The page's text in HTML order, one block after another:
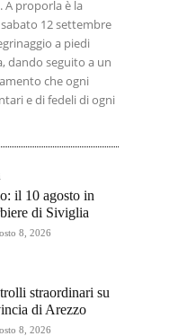
A proporla è la
12 settembre
a piedi
dando seguito a un
che ogni
e di fedeli di ogni
il 10 agosto in
di Siviglia
8, 2026
straordinari su
di Arezzo
8, 2026